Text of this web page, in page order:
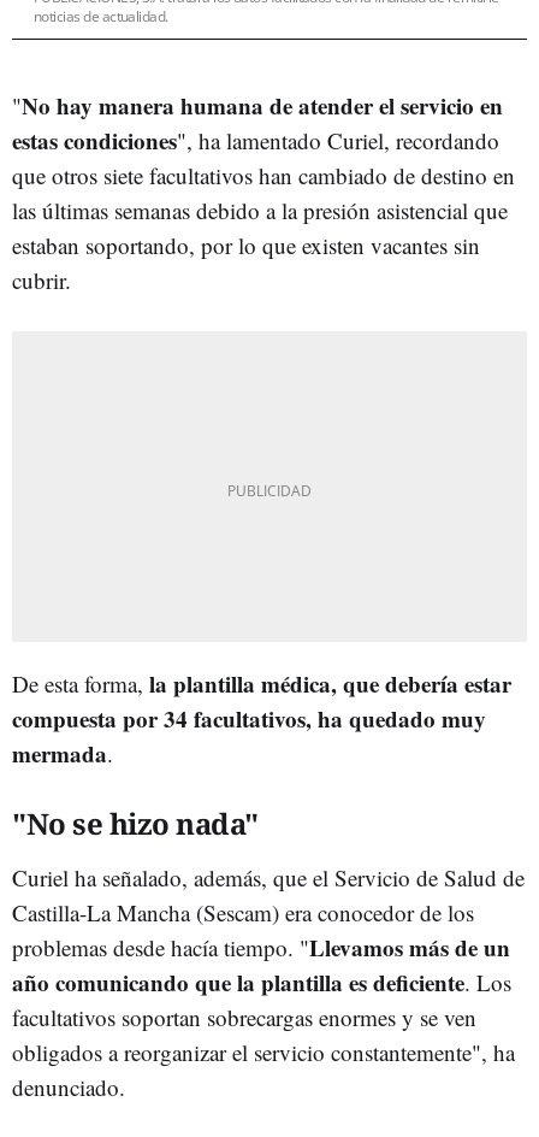
noticias de actualidad.
"No hay manera humana de atender el servicio en
estas condiciones", ha lamentado Curiel, recordando
que otros siete facultativos han cambiado de destino en
las últimas semanas debido a la presión asistencial que
estaban soportando, por lo que existen vacantes sin
cubrir.
De esta forma, la plantilla médica, que debería estar
compuesta por 34 facultativos, ha quedado muy
mermada.
"No se hizo nada"
Curiel ha señalado, además, que el Servicio de Salud de
Castilla-La Mancha (Sescam) era conocedor de los
problemas desde hacía tiempo. "Llevamos más de un
año comunicando que la plantilla es deficiente. Los
facultativos soportan sobrecargas enormes y se ven
obligados a reorganizar el servicio constantemente", ha
denunciado.